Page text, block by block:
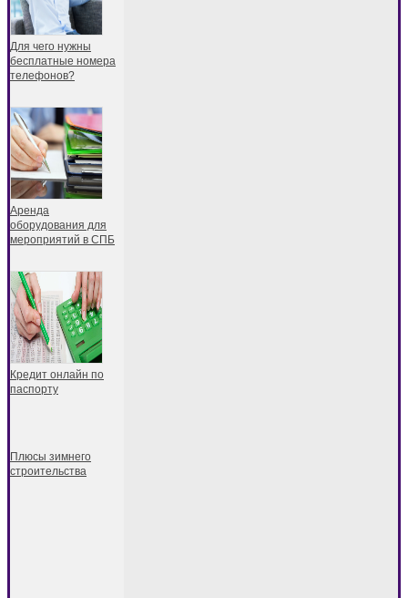
Для чего нужны
бесплатные номера
телефонов?
Аренда
оборудования для
мероприятий в СПБ
Кредит онлайн по
паспорту
Плюсы зимнего
строительства